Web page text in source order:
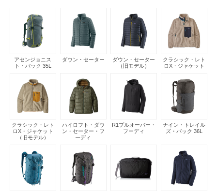
アセンジョニス
ト・パック 35L
ダウン・セーター
ダウン・セーター
（旧モデル）
クラシック・レト
ロX・ジャケット
クラシック・レト
ロX・ジャケット
（旧モデル）
ハイロフト・ダウ
ン・セーター・フ
ーディ
R1プルオーバー・
フーディ
ナイン・トレイル
ズ・パック 36L